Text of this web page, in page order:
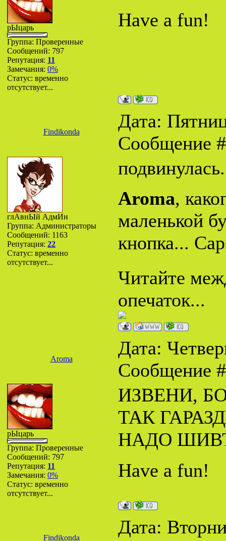
рЫцарь
Группа: Проверенные
Сообщений: 797
Репутация: 11
Замечания: 0%
Статус: временно
отсутствует...
Have a fun!
Findikonda
Дата:
Сообщение
глАвнЫй АдмИн
Группа: Администраторы
Сообщений: 1163
Репутация: 22
Статус: временно
отсутствует...
Aroma,
маленькой
кнопка...
Читайте
опечаток...
Aroma
Дата:
Сообщение
рЫцарь
Группа: Проверенные
Сообщений: 797
Репутация: 11
Замечания: 0%
Статус: временно
отсутствует...
ИЗВЕНИ,
ТАК
НАДО
Have a fun!
Findikonda
Дата: